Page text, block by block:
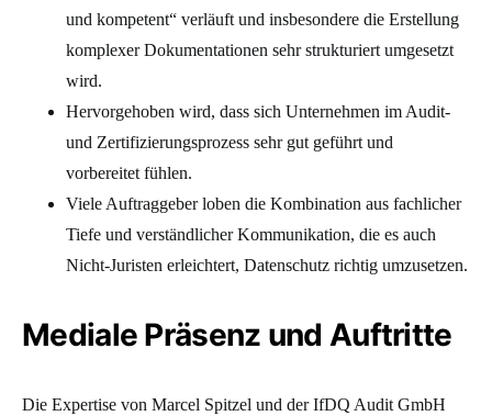
und kompetent“ verläuft und insbesondere die Erstellung
komplexer Dokumentationen sehr strukturiert umgesetzt
wird.
Hervorgehoben wird, dass sich Unternehmen im Audit-
und Zertifizierungsprozess sehr gut geführt und
vorbereitet fühlen.
Viele Auftraggeber loben die Kombination aus fachlicher
Tiefe und verständlicher Kommunikation, die es auch
Nicht-Juristen erleichtert, Datenschutz richtig umzusetzen.
Mediale Präsenz und Auftritte
Die Expertise von Marcel Spitzel und der IfDQ Audit GmbH